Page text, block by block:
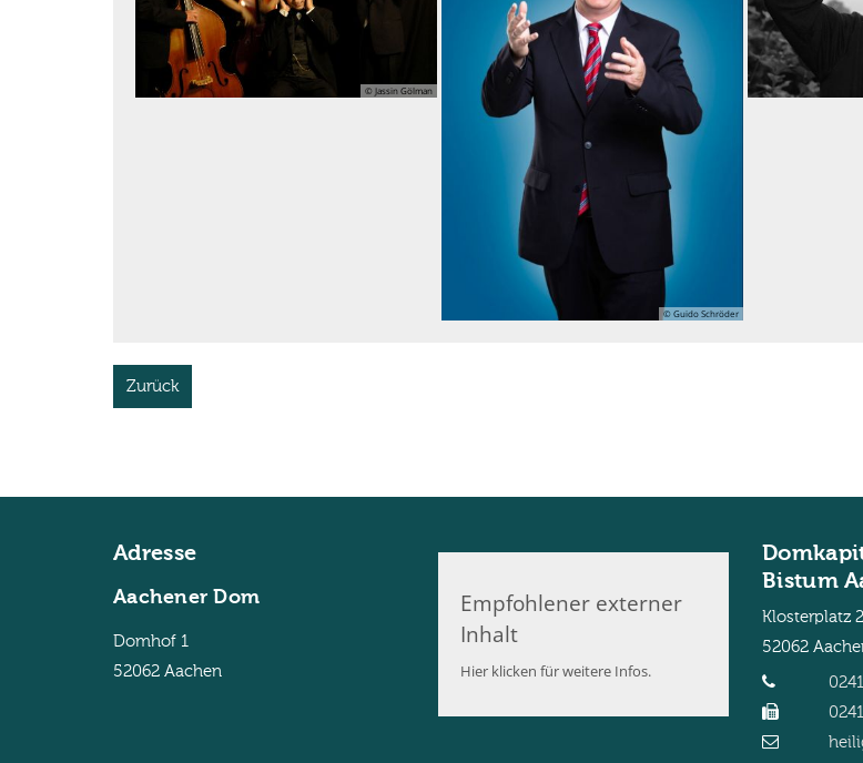
© Jassin Gölman
© Guido Schröder
Zurück
Adresse
Aachener Dom
Domhof 1
52062 Aachen
Empfohlener externer
Inhalt
Hier klicken für weitere Infos.
Bistum
Klosterplatz 2
52062